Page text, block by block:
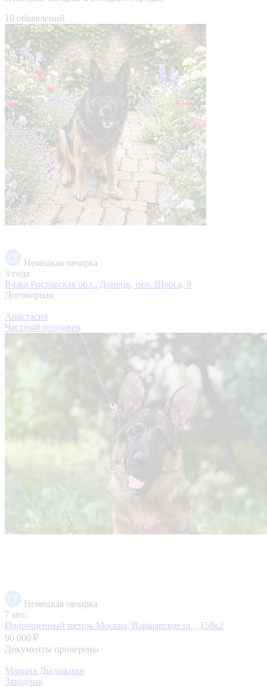
10 объявлений
Немецкая овчарка
3 года
Вязка Ростовская обл., Донецк, пер. Щорса, 9
Договорная
Анастасия
Частный продавец
Немецкая овчарка
7 мес.
Подрощенный щенок Москва, Варшавское ш. , 158к2
90 000 ₽
Документы проверены
Марина Дыдыкина
Заводчик